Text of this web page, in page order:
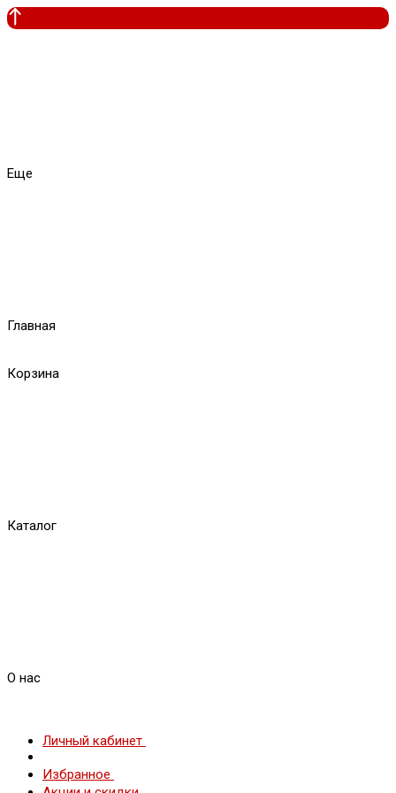
Еще
Главная
Корзина
Каталог
О нас
Личный кабинет
Избранное